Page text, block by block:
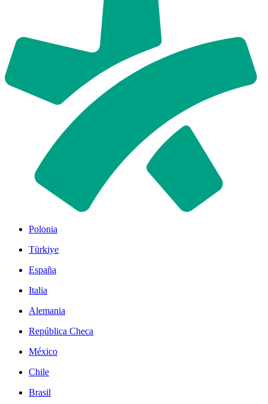
Polonia
Türkiye
España
Italia
Alemania
República Checa
México
Chile
Brasil